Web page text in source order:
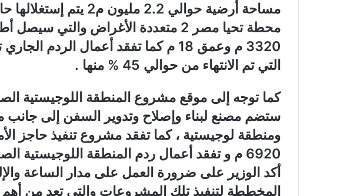
مساحة أرضية حوالي 2.2
محطة تحيا مصر 2 متعددة الأغراض والتي
3320 م وعمق 18 م كما تفقد أعمال الردم
التي تم الانتهاء من حوالي 45 % منها .
كما توجه إلى موقع مشروع المنطقة اللوجيستية
ستضم مصنع لبناء وإصلاح وتدوير السفن إلى جانب
ومنطقة لوجيستية ، كما تفقد مشروع تنفيذ حاجز
6920 م و تفقد أعمال ردم المنطقة اللوجيستية
أكد الوزير على ضرورة العمل على مدار الساعة
المخططة لتنفيذ تلك المشروعات والتي تعد من أهم